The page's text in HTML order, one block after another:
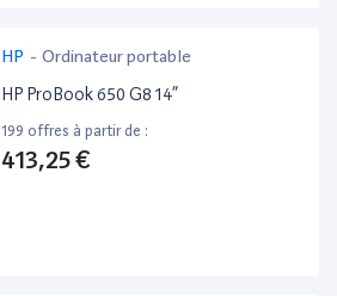
HP - Ordinateur portable
HP ProBook 650 G8 14”
199 offres à partir de :
413,25 €